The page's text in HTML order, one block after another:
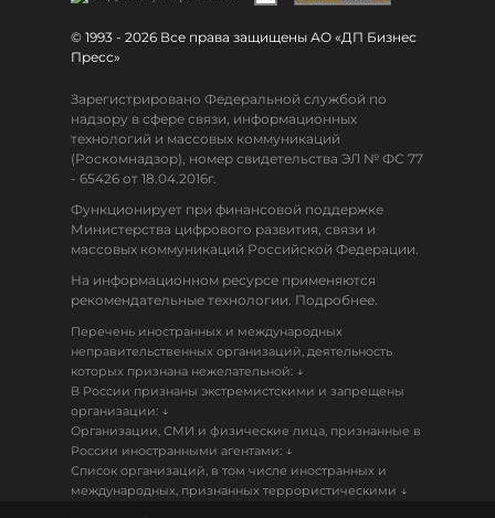
© 1993 - 2026 Все права защищены АО «ДП Бизнес
Пресс»
Зарегистрировано Федеральной службой по
надзору в сфере связи, информационных
технологий и массовых коммуникаций
(Роскомнадзор), номер свидетельства ЭЛ № ФС 77
- 65426 от 18.04.2016г.
Функционирует при финансовой поддержке
Министерства цифрового развития, связи и
массовых коммуникаций Российской Федерации.
На информационном ресурсе применяются
рекомендательные технологии. Подробнее.
Перечень иностранных и международных
неправительственных организаций, деятельность
которых признана нежелательной: ↓
В России признаны экстремистскими и запрещены
организации: ↓
Организации, СМИ и физические лица, признанные в
России иностранными агентами: ↓
Список организаций, в том числе иностранных и
международных, признанных террористическими ↓